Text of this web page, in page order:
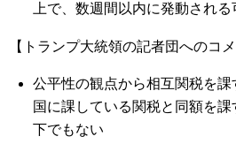
上で、数週間以内に発動され
【トランプ大統領の記者団へのコメ
公平性の観点から相互関税を
国に課している関税と同額を
下でもない